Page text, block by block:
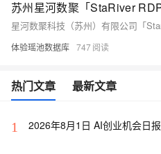
体验瑶池数据库 747
热门文章 最新文章
1 2026年8月1日 AI创业机会日报